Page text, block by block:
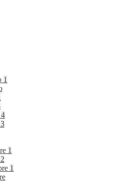
1
4
3
1
2
1